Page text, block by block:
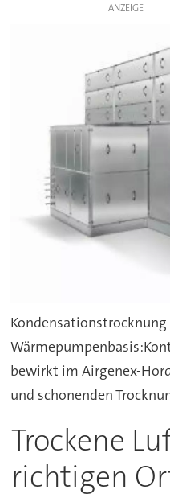
ANZEIGE
bewirkt im Airgenex-
und schonenden
Trockene
richtigen